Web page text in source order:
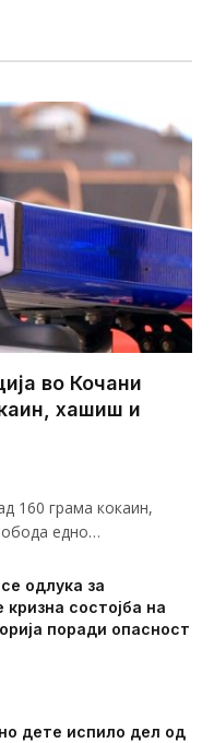
во Кочани
хашиш и
160 грама кокаин,
едно…
одлука за
состојба на
поради опасност
дете испило дел од